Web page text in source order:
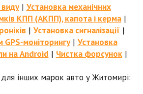
| Установка механічних
КПП (АКПП), капота і керма|
| Установка сигналізації |
GPS-моніторингу| Установка
на Android| Чистка форсунок|
для інших марок авто у Житомирі: